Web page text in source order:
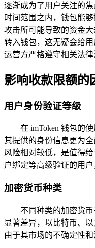
逐渐成为了用户关注的
时间范围之内，钱包能
攻击所可能导致的资金
转入钱包，这无疑会给
运营方严格遵守相关法
影响收款限额的
用户身份验证等级
在 imToken 钱包的
其提供的身份信息更为
风险相对较低，是值得
户绑定等高级验证的用
加密货币种类
不同种类的加密货
显著差异，以比特币、
由于其市场的不确定性